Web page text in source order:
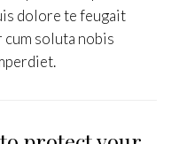
dolore te feugait
soluta nobis